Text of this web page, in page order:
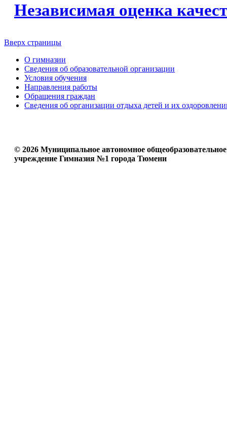
Независимая оценка
Вверх страницы
О гимназии
Сведения об образовательной организации
Условия обучения
Направления работы
Обращения граждан
Сведения об организации отдыха детей и их
© 2026 Муниципальное автономное общеобразовательное
учреждение Гимназия №1 города Тюмени